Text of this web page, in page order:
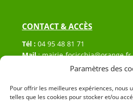
Paramètres des
Pour offrir les meilleures expériences, nous
telles que les cookies pour stocker et/ou
CONTACT & ACCÈS
Tél : 04 95 48 81 71
Mail:mairie-focicchia@orange.fr
Hôtel de ville de
20212 Focicchia